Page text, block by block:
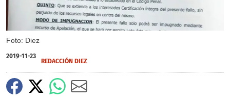
Foto: Diez
2019-11-23
REDACCIÓN DIEZ